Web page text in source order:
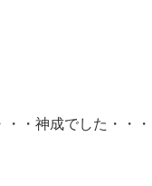
・神成でした・・・